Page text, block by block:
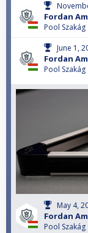
Fordan
Pool Szakág
June 1,
Fordan
Pool Szakág
May 4,
Fordan
Pool Szakág